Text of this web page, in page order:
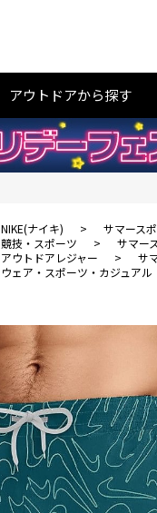
アウトドアから探す
NIKE(ナイキ) > サマース
競技・スポーツ > サマー
アウトドアレジャー > サ
ウェア・スポーツ・カジュアル